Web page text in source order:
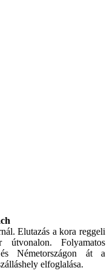
Elutazás a kora reggeli
útvonalon. Folyamatos
Németországon át a
elfoglalása.